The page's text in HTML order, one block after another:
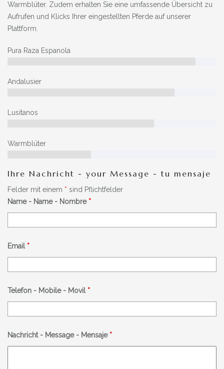
Warmblüter. Zudem erhalten Sie eine umfassende Übersicht zu
Aufrufen und Klicks Ihrer eingestellten Pferde auf unserer
Plattform.
Pura Raza Espanola
Andalusier
Lusitanos
Warmblüter
Ihre Nachricht - your Message - tu mensaje
Felder mit einem * sind Pflichtfelder
Name - Name - Nombre *
Email *
Telefon - Mobile - Movil *
Nachricht - Message - Mensaje *